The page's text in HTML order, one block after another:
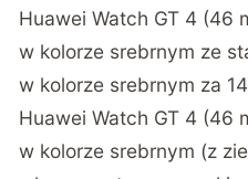
Huawei Watch GT 4 (46
w kolorze srebrnym ze
w kolorze srebrnym za
Huawei Watch GT 4 (46
w kolorze srebrnym (z